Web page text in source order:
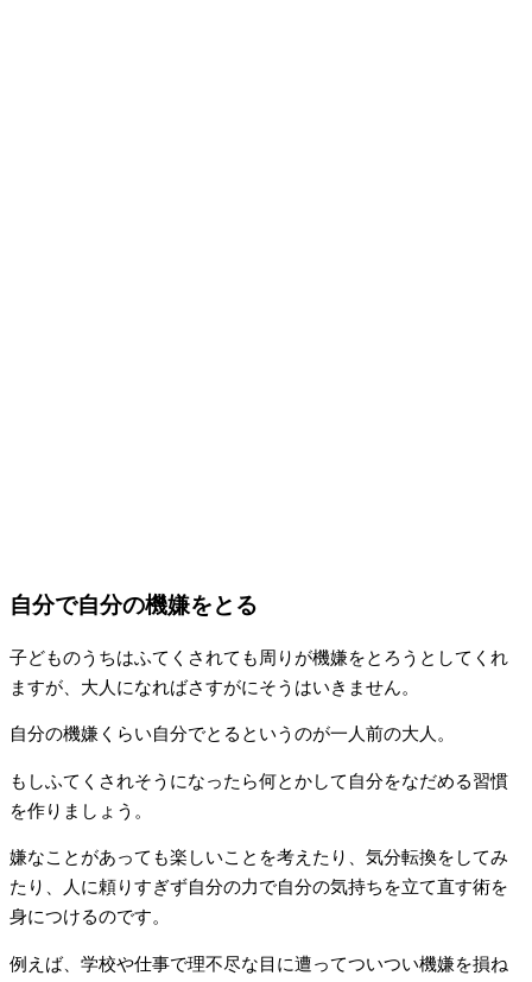
自分で自分の機嫌をとる
子どものうちはふてくされても周りが機嫌をとろうとしてくれ
ますが、大人になればさすがにそうはいきません。
自分の機嫌くらい自分でとるというのが一人前の大人。
もしふてくされそうになったら何とかして自分をなだめる習慣
を作りましょう。
嫌なことがあっても楽しいことを考えたり、気分転換をしてみ
たり、人に頼りすぎず自分の力で自分の気持ちを立て直す術を
身につけるのです。
例えば、学校や仕事で理不尽な目に遭ってついつい機嫌を損ね